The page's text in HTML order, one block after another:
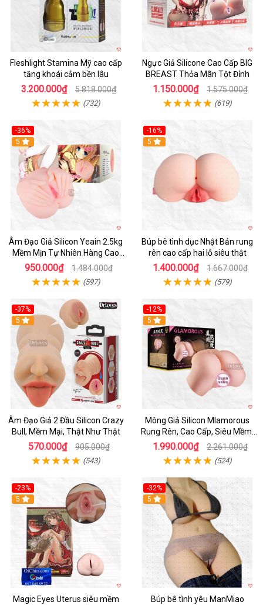
Fleshlight Stamina Mỹ cao cấp
tăng khoái cảm bền lâu
3.200.000₫ 5.818.000₫
(732)
Ngực Giả Silicone Cao Cấp BIG
BREAST Thỏa Mãn Tột Đỉnh
1.150.000₫ 1.575.000₫
(619)
-36%
Hot
5
Âm Đạo Giả Silicon Yeain 2.5kg
Mềm Mịn Tự Nhiên Hàng Cao
Cấp
950.000₫ 1.484.000₫
(597)
-16%
Hot
5
Búp bê tình dục Nhật Bản rung
rên cao cấp hai lỗ siêu thật
1.400.000₫ 1.667.000₫
(579)
-37%
Hot
5
Âm Đạo Giả 2 Đầu Silicon Crazy
Bull, Mềm Mại, Thật Như Thật
570.000₫ 905.000₫
(543)
-12%
Hot
5
Mông Giả Silicon Mlamorous
Rung Rên, Cao Cấp, Siêu Mềm,
Hót
1.990.000₫ 2.261.000₫
(524)
-23%
Hot
5
Magic Eyes Uterus siêu mềm
-32%
5
Búp bê tình yêu ManMiao